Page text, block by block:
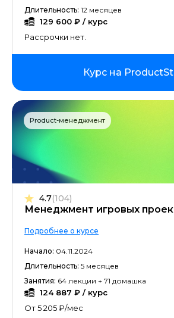
Длительность: 12 месяцев
129 600 ₽ / курс
Рассрочки нет.
Курс на
Product-менеджмент
Менеджмент игровых
4.7(104)
Подробнее о курсе
Начало: 04.11.2024
Длительность: 5 месяцев
Занятия: 64 лекции + 71 домашка
124 887 ₽ / курс
От 5 205 ₽/мес